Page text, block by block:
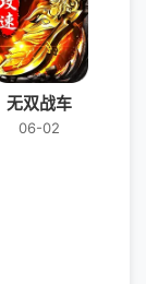
无双战车
06-02